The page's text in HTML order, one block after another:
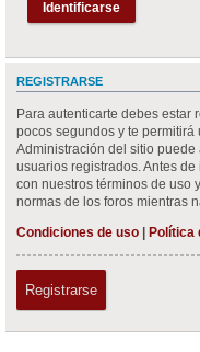
REGISTRARSE
Para autenticarte debes estar
pocos segundos y te
Administración del sitio
usuarios registrados. Antes
con nuestros términos de uso
normas de los foros mientras
Condiciones de uso
Política
Registrarse